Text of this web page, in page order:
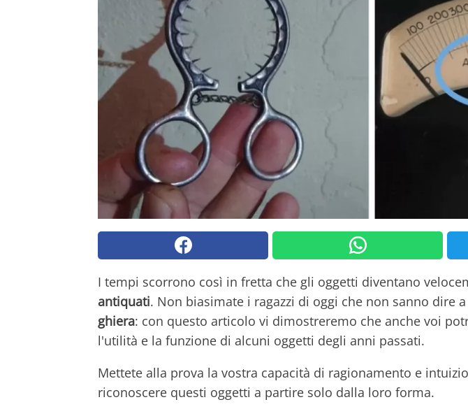
I tempi scorrono così in fretta che gli oggetti diventano
antiquati. Non biasimate i ragazzi di oggi che non sanno dire a
ghiera: con questo articolo vi dimostreremo che anche voi
l'utilità e la funzione di alcuni oggetti degli anni passati.
Mettete alla prova la vostra capacità di ragionamento e
riconoscere questi oggetti a partire solo dalla loro forma.